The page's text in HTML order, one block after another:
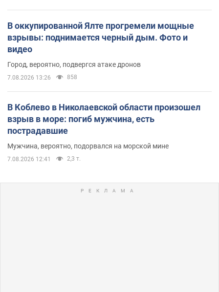
В оккупированной Ялте прогремели мощные
взрывы: поднимается черный дым. Фото и
видео
Город, вероятно, подвергся атаке дронов
7.08.2026 13:26 858
В Коблево в Николаевской области произошел
взрыв в море: погиб мужчина, есть
пострадавшие
Мужчина, вероятно, подорвался на морской мине
7.08.2026 12:41 2,3 т.